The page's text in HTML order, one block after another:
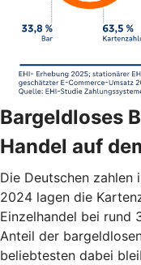
Bargeldloses
Handel auf
Die Deutschen zahlen
2024 lagen die
Einzelhandel bei rund
Anteil der
beliebtesten dabei